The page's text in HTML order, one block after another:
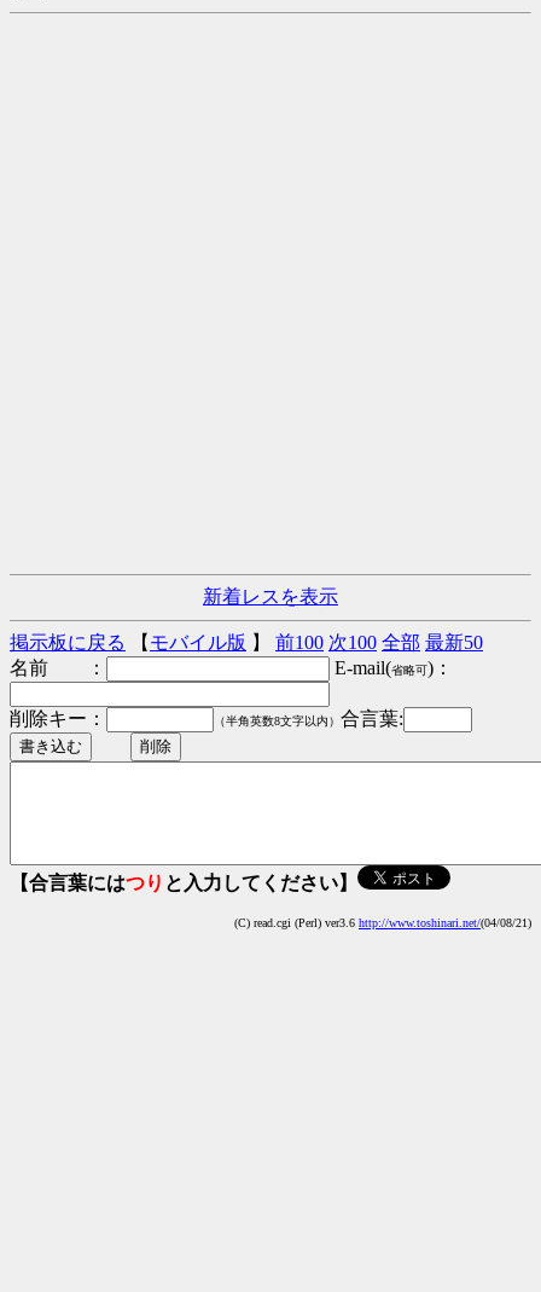
新着レスを表示
掲示板に戻る 【 モバイル版 】 前100 次100 全部 最新50
名前 ：
E-mail(省略可)：
削除キー： （半角英数8文字以内） 合言葉:
【合言葉にはつり と入力してください】
(C) read.cgi (Perl) ver3.6 http://www.toshinari.net/(04/08/21)